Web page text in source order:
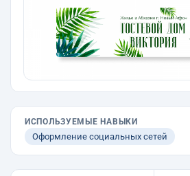
ИСПОЛЬЗУЕМЫЕ НАВЫКИ
Оформление социальных сетей